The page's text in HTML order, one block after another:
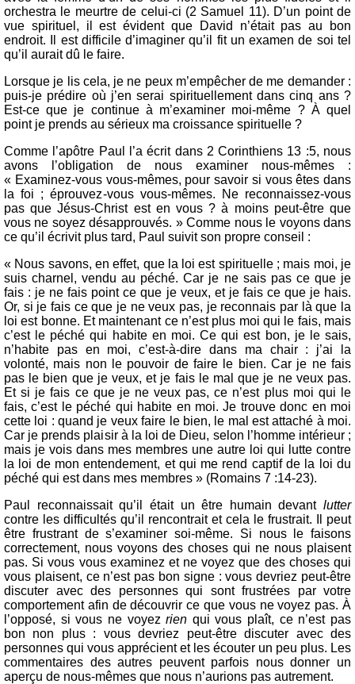
orchestra le meurtre de celui-ci (2 Samuel 11). D’un point de
vue spirituel, il est évident que David n’était pas au bon
endroit. Il est difficile d’imaginer qu’il fit un examen de soi tel
qu’il aurait dû le faire.
Lorsque je lis cela, je ne peux m’empêcher de me demander :
puis-je prédire où j’en serai spirituellement dans cinq ans ?
Est-ce que je continue à m’examiner moi-même ? À quel
point je prends au sérieux ma croissance spirituelle ?
Comme l’apôtre Paul l’a écrit dans 2 Corinthiens 13 :5, nous
avons l’obligation de nous examiner nous-mêmes :
« Examinez-vous vous-mêmes, pour savoir si vous êtes dans
la foi ; éprouvez-vous vous-mêmes. Ne reconnaissez-vous
pas que Jésus-Christ est en vous ? à moins peut-être que
vous ne soyez désapprouvés. » Comme nous le voyons dans
ce qu’il écrivit plus tard, Paul suivit son propre conseil :
« Nous savons, en effet, que la loi est spirituelle ; mais moi, je
suis charnel, vendu au péché. Car je ne sais pas ce que je
fais : je ne fais point ce que je veux, et je fais ce que je hais.
Or, si je fais ce que je ne veux pas, je reconnais par là que la
loi est bonne. Et maintenant ce n’est plus moi qui le fais, mais
c’est le péché qui habite en moi. Ce qui est bon, je le sais,
n’habite pas en moi, c’est-à-dire dans ma chair : j’ai la
volonté, mais non le pouvoir de faire le bien. Car je ne fais
pas le bien que je veux, et je fais le mal que je ne veux pas.
Et si je fais ce que je ne veux pas, ce n’est plus moi qui le
fais, c’est le péché qui habite en moi. Je trouve donc en moi
cette loi : quand je veux faire le bien, le mal est attaché à moi.
Car je prends plaisir à la loi de Dieu, selon l’homme intérieur ;
mais je vois dans mes membres une autre loi qui lutte contre
la loi de mon entendement, et qui me rend captif de la loi du
péché qui est dans mes membres » (Romains 7 :14-23).
Paul reconnaissait qu’il était un être humain devant lutter
contre les difficultés qu’il rencontrait et cela le frustrait. Il peut
être frustrant de s’examiner soi-même. Si nous le faisons
correctement, nous voyons des choses qui ne nous plaisent
pas. Si vous vous examinez et ne voyez que des choses qui
vous plaisent, ce n’est pas bon signe : vous devriez peut-être
discuter avec des personnes qui sont frustrées par votre
comportement afin de découvrir ce que vous ne voyez pas. À
l’opposé, si vous ne voyezrien qui vous plaît, ce n’est pas
bon non plus : vous devriez peut-être discuter avec des
personnes qui vous apprécient et les écouter un peu plus. Les
commentaires des autres peuvent parfois nous donner un
aperçu de nous-mêmes que nous n’aurions pas autrement.